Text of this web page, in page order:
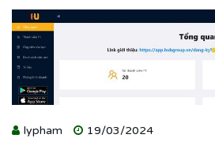
lypham 19/03/2024